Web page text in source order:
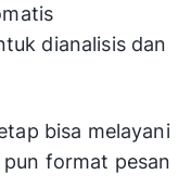
dianalisis dan
bisa melayani
format pesan